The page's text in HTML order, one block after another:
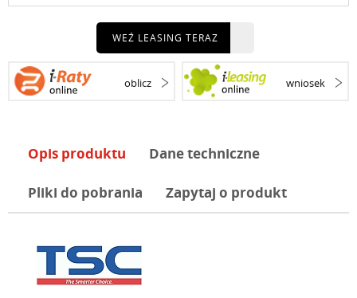
WEŹ LEASING TERAZ
oblicz wniosek
Opis produktu Dane techniczne
Pliki do pobrania Zapytaj o produkt